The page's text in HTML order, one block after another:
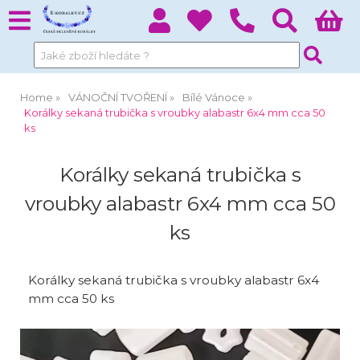
Home VÁNOČNÍ TVOŘENÍ
Bílé Vánoce
Korálky sekaná trubička s vroubky alabastr 6x4 mm cca 50
ks
Korálky sekaná trubička s
vroubky alabastr 6x4 mm cca 50
ks
Korálky sekaná trubička s vroubky alabastr 6x4
mm cca 50 ks